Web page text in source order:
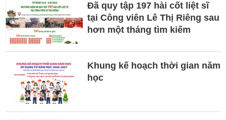
Đã quy tập 197 hài cốt liệt sĩ
tại Công viên Lê Thị Riêng sau
hơn một tháng tìm kiếm
Khung kế hoạch thời gian năm
học